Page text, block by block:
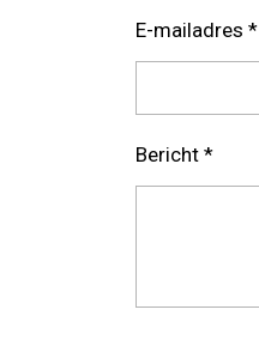
E-mailadres *
Bericht *